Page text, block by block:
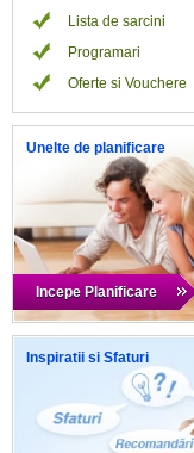
Lista de sarcini
Programari
Oferte si Vouchere
Unelte de planificare
Incepe Planificare
Inspiratii si Sfaturi